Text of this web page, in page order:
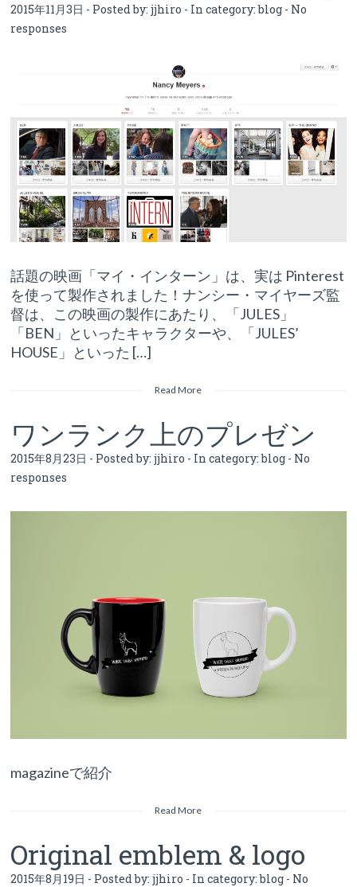
2015年11月3日 - Posted by:jjhiro - In category:blog - No
responses
話題の映画「マイ・インターン」は、実は Pinterest
を使って製作されました！ナンシー・マイヤーズ監
督は、この映画の製作にあたり、「JULES」
「BEN」といったキャラクターや、「JULES’
HOUSE」といった […]
Read More
ワンランク上のプレゼン
2015年8月23日 - Posted by:jjhiro - In category:blog - No
responses
magazineで紹介
Read More
Original emblem & logo
2015年8月19日 - Posted by:jjhiro - In category:blog - No